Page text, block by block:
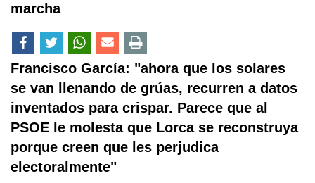
marcha
Francisco García: "ahora que los solares
se van llenando de grúas, recurren a datos
inventados para crispar. Parece que al
PSOE le molesta que Lorca se reconstruya
porque creen que les perjudica
electoralmente"